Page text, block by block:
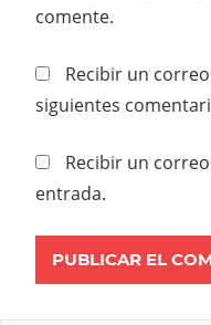
comente.
Recibir un
siguientes
Recibir un
entrada.